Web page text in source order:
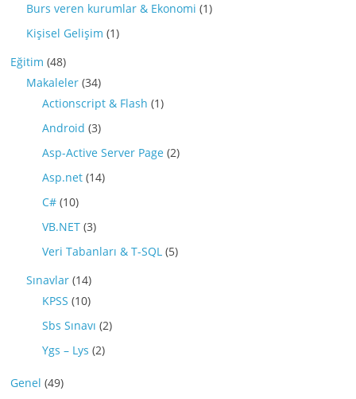
Burs veren kurumlar & Ekonomi (1)
Kişisel Gelişim (1)
Eğitim (48)
Makaleler (34)
Actionscript & Flash (1)
Android (3)
Asp-Active Server Page (2)
Asp.net (14)
C# (10)
VB.NET (3)
Veri Tabanları & T-SQL (5)
Sınavlar (14)
KPSS (10)
Sbs Sınavı (2)
Ygs – Lys (2)
Genel (49)